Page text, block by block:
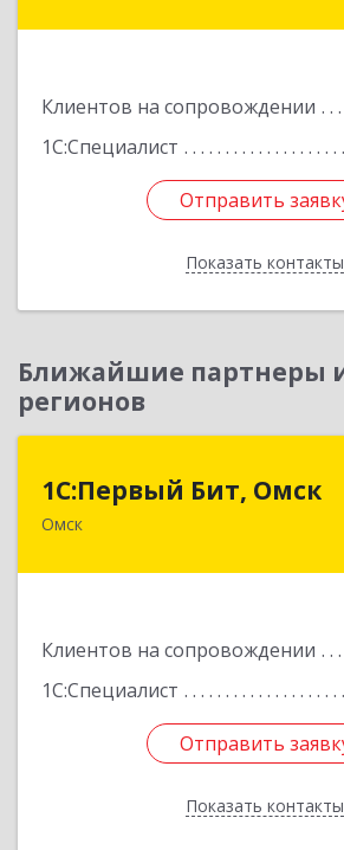
Клиентов на сопровождении
1С:Специалист
Отправить
Показать контакты
Отправить
Назад
Ближайшие партнеры
регионов
1С:Первый Бит, Омск
Омск
Клиентов на сопровождении
1С:Специалист
Отправить
Показать контакты
644099, Омская обл, Омск г,
Отправить
Назад